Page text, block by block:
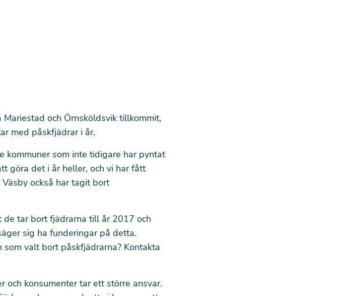
och Örnsköldsvik tillkommit,
med påskfjädrar i år.
kommuner som inte tidigare har pyntat
göra det i år heller, och vi har fått
också har tagit bort
tar bort fjädrarna till år 2017 och
sig ha funderingar på detta.
valt bort påskfjädrarna? Kontakta
och konsumenter tar ett större ansvar.